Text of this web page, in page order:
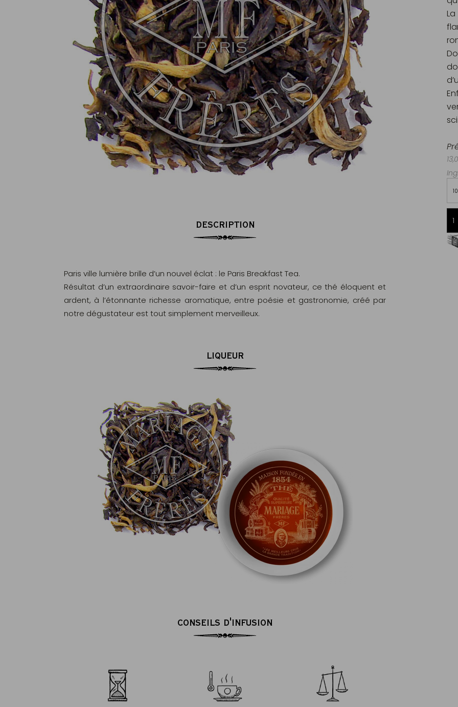
DESCRIPTION
Paris ville lumière brille d’un nouvel éclat : le Paris Breakfast Tea.
Résultat d’un extraordinaire savoir-faire et d’un esprit novateur, ce thé éloquent et
ardent, à l’étonnante richesse aromatique, entre poésie et gastronomie, créé par
notre dégustateur est tout simplement merveilleux.
LIQUEUR
CONSEILS D'INFUSION